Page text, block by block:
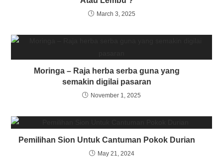
March 3, 2025
Moringa – Raja herba serba guna yang
semakin digilai pasaran
November 1, 2025
Pemilihan Sion Untuk Cantuman Pokok Durian
May 21, 2024